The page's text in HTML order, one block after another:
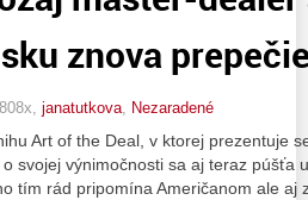
znova
janatutkova, Nezaradené
Art of the Deal, v ktorej prezentuje
svojej výnimočnosti sa aj teraz púšťa
tím rád pripomína Američanom ale aj